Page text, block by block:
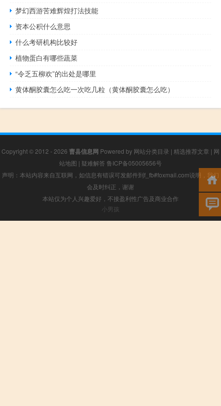
梦幻西游苦难辉煌打法技能
资本公积什么意思
什么考研机构比较好
植物蛋白有哪些蔬菜
“令乏五柳欢”的出处是哪里
黄体酮胶囊怎么吃一次吃几粒（黄体酮胶囊怎么吃）
Copyright © 2012 - 2026 曹县信息网 Powered by 网站分类目录 | 精选推荐文章 | 网
站地图 | 疑难解答 鲁ICP备05005656号
声明：本站内容来自互联网，如信息有错误可发邮件到f_fb#foxmail.com说明，我们
会及时纠正，谢谢
本站仅为个人兴趣爱好，不接盈利性广告及商业合作
小男孩